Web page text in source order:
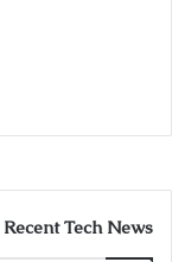
Recent Tech News